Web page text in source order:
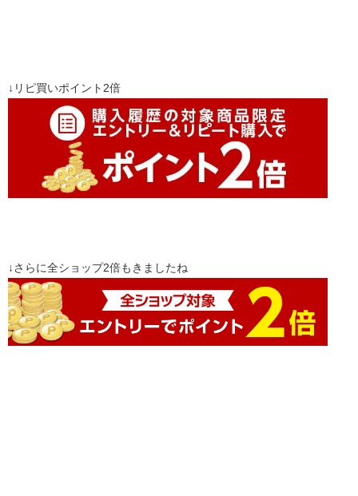
↓リピ買いポイント2倍
↓さらに全ショップ2倍もきましたね